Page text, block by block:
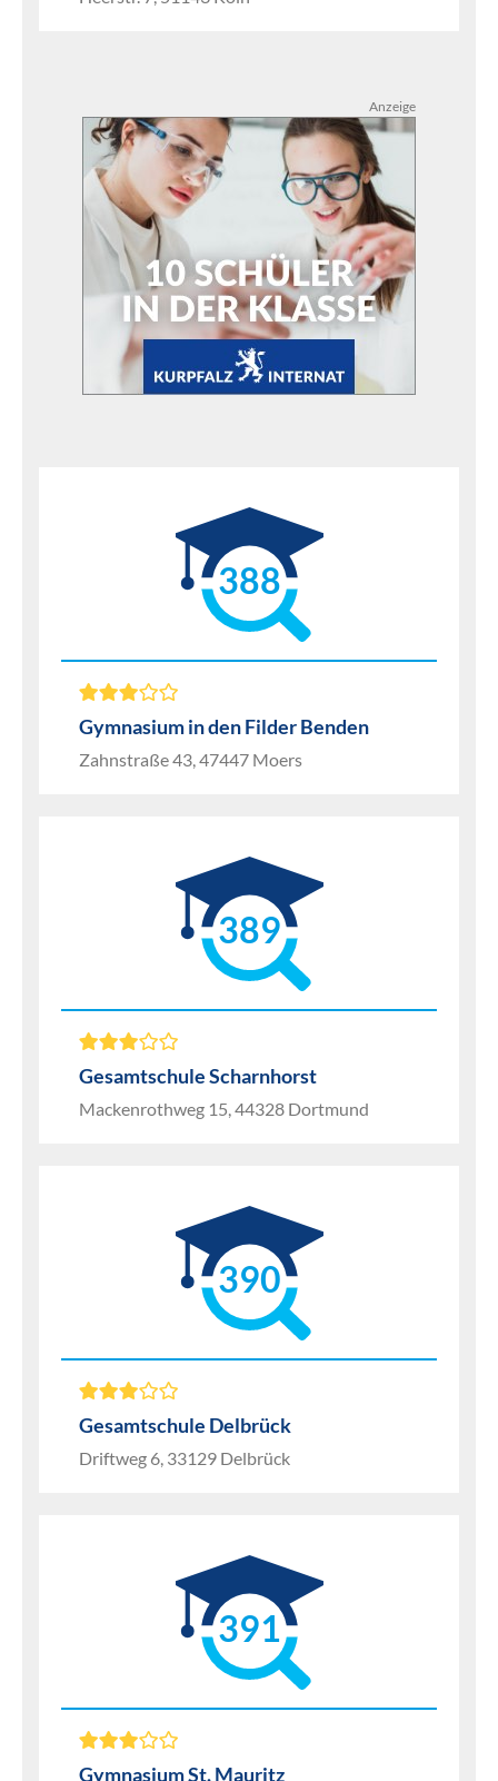
Anzeige
388
Gymnasium in den Filder Benden
Zahnstraße 43, 47447 Moers
389
Gesamtschule Scharnhorst
Mackenrothweg 15, 44328 Dortmund
390
Gesamtschule Delbrück
Driftweg 6, 33129 Delbrück
391
Gymnasium St. Mauritz